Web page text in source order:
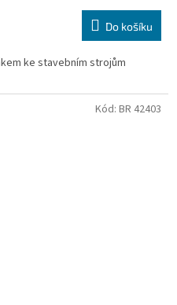
Do košíku
ke stavebním strojům
Kód: BR 42403